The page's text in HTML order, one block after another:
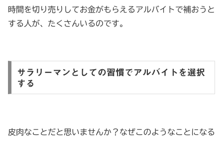
時間を切り売りしてお金がもらえるアルバイトで補おうと
する人が、たくさんいるのです。
サラリーマンとしての習慣でアルバイトを選択
する
皮肉なことだと思いませんか？なぜこのようなことになる